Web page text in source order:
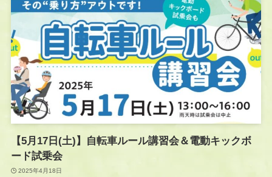
【5月17日(土)】自転車ルール講習会＆電動キックボ
ード試乗会
2025年4月18日